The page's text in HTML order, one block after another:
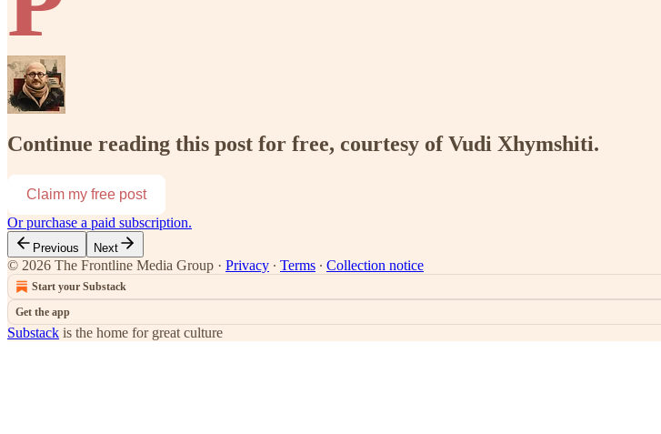
Continue reading this post for free, courtesy of Vudi Xhymshiti.
Claim my free post
Or purchase a paid subscription.
Previous Next
© 2026 The Frontline Media Group · Privacy ∙ Terms ∙ Collection notice
Start your Substack
Get the app
Substack is the home for great culture